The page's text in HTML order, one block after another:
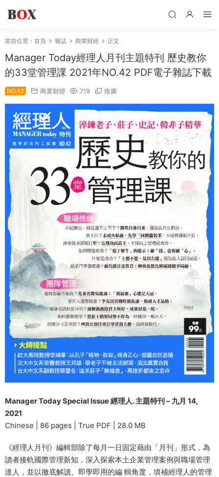
當前位置： 首頁 雜誌 商業财經 正文
Manager Today經理人月刊主題特刊 歷史教你
的33堂管理課 2021年NO.42 PDF電子雜誌下載
NO.42 商業财經 719 推廣
Manager Today Special Issue 經理人. 主題特刊 – 九月 14,
2021
Chinese | 86 pages | True PDF | 28.0 MB
《經理人月刊》編輯部除了每月一日固定藉由「月刊」形式，為
讀者接軌國際管理新知，深入探索本土企業管理案例與職場管理
達人，並以徹底解讀、即學即用的編 輯角度，填補經理人的管理